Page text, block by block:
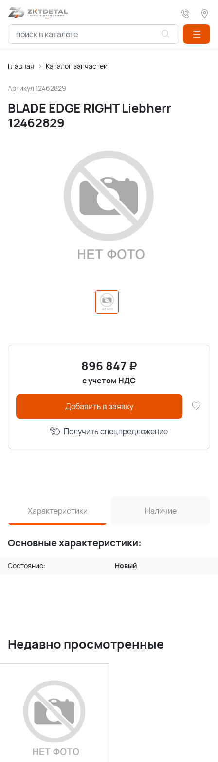
Главная Каталог запчастей
Артикул 12462829
BLADE EDGE RIGHT Liebherr
12462829
896 847 ₽
с учетом НДС
Добавить в заявку
Получить спецпредложение
Характеристики Наличие
Основные характеристики:
Состояние: Новый
Недавно просмотренные